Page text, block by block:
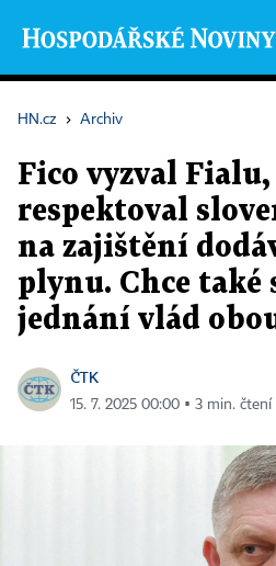
HN.cz › Archiv
Fico vyzval Fialu,
respektoval
na zajištění
plynu. Chce také
jednání vlád
ČTK
15. 7. 2025 00:00 ▪ 3 min. čtení